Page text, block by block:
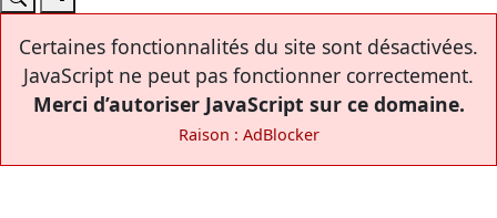
Certaines fonctionnalités du site sont désactivées.
JavaScript ne peut pas fonctionner correctement.
Merci d’autoriser JavaScript sur ce domaine.
Raison : AdBlocker